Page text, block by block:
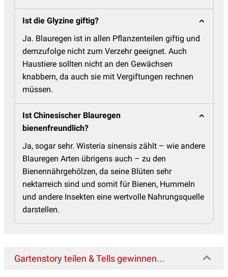
Ist die Glyzine giftig?
Ja. Blauregen ist in allen Pflanzenteilen giftig und
demzufolge nicht zum Verzehr geeignet. Auch
Haustiere sollten nicht an den Gewächsen
knabbern, da auch sie mit Vergiftungen rechnen
müssen.
Ist Chinesischer Blauregen
bienenfreundlich?
Ja, sogar sehr. Wisteria sinensis zählt – wie andere
Blauregen Arten übrigens auch – zu den
Bienennährgehölzen, da seine Blüten sehr
nektarreich sind und somit für Bienen, Hummeln
und andere Insekten eine wertvolle Nahrungsquelle
darstellen.
Gartenstory teilen & Tells gewinnen...